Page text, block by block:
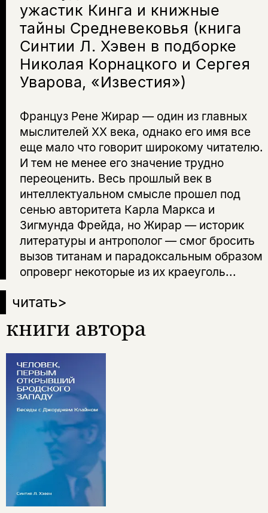
ужастик Кинга и книжные
тайны Средневековья (книга
Синтии Л. Хэвен в подборке
Николая Корнацкого и Сергея
Уварова, «Известия»)
Француз Рене Жирар — один из главных
мыслителей XX века, однако его имя все
еще мало что говорит широкому читателю.
И тем не менее его значение трудно
переоценить. Весь прошлый век в
интеллектуальном смысле прошел под
сенью авторитета Карла Маркса и
Зигмунда Фрейда, но Жирар — историк
литературы и антрополог — смог бросить
вызов титанам и парадоксальным образом
опроверг некоторые из их краеуголь...
читать>
книги автора